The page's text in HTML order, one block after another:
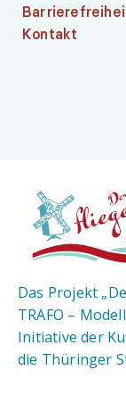
Kontakt
Das Projekt
TRAFO –
Initiative der
die Thüringer